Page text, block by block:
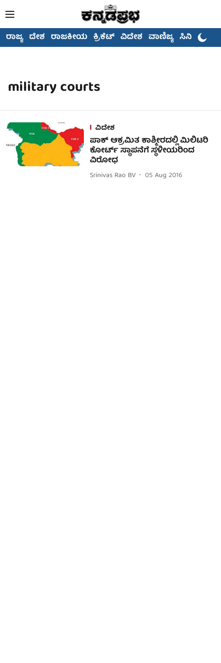
ರಾಜ್ಯ ದೇಶ ರಾಜಕೀಯ ಕ್ರಿಕೆಟ್ ವಿದೇಶ ವಾಣಿಜ್ಯ ಸಿನಿಮಾ
military courts
ವಿದೇಶ
ಪಾಕ್ ಆಕ್ರಮಿತ ಕಾಶ್ಮೀರದಲ್ಲಿ ಮಿಲಿಟರಿ
ಕೋರ್ಟ್ ಸ್ಥಾಪನೆಗೆ ಸ್ಥಳೀಯರಿಂದ
ವಿರೋಧ
Srinivas Rao BV 05 Aug 2016